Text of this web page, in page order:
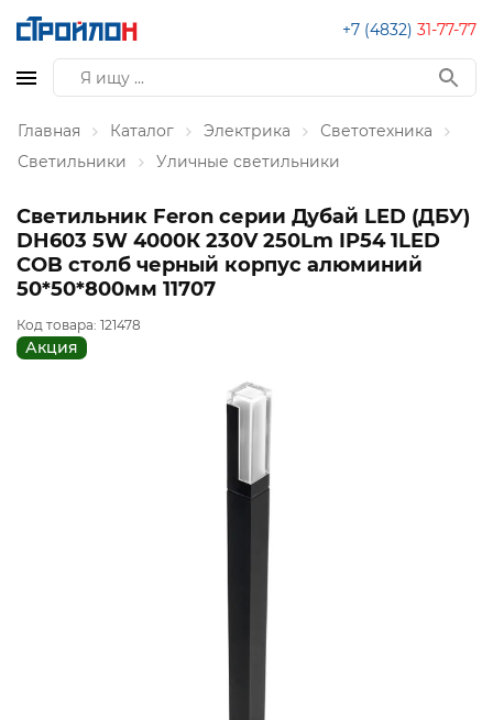
+7 (4832) 31-77-77
Главная Каталог Электрика
Светотехника
Светильники
Уличные светильники
Светильник Feron серии Дубай LED (ДБУ)
DH603 5W 4000К 230V 250Lm IP54 1LED
COB столб черный корпус алюминий
50*50*800мм 11707
Код товара: 121478
Акция